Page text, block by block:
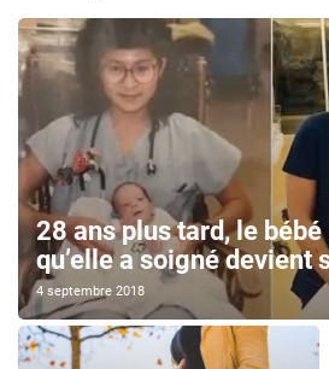
28 ans plus tard, le
qu’elle a soigné devient
4 septembre 2018